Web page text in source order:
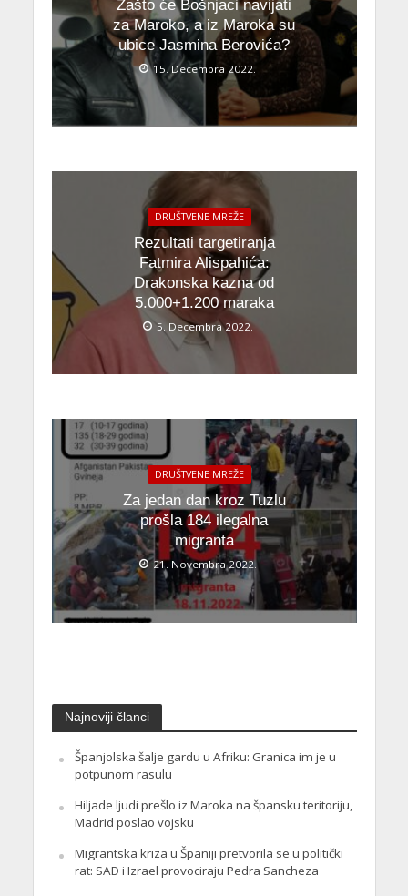
Zašto će Bošnjaci navijati
za Maroko, a iz Maroka su
ubice Jasmina Berovića?
15. Decembra 2022.
DRUŠTVENE MREŽE
Rezultati targetiranja
Fatmira Alispahića:
Drakonska kazna od
5.000+1.200 maraka
5. Decembra 2022.
DRUŠTVENE MREŽE
Za jedan dan kroz Tuzlu
prošla 184 ilegalna
migranta
21. Novembra 2022.
Najnoviji članci
Španjolska šalje gardu u Afriku: Granica im je u
potpunom rasulu
Hiljade ljudi prešlo iz Maroka na špansku teritoriju,
Madrid poslao vojsku
Migrantska kriza u Španiji pretvorila se u politički
rat: SAD i Izrael provociraju Pedra Sancheza